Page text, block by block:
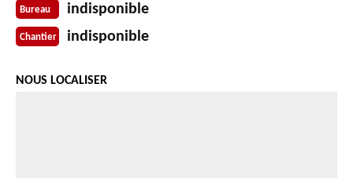
Bureau indisponible
Chantier indisponible
NOUS LOCALISER